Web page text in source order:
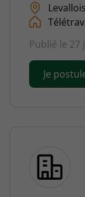
Publié le 27
Je